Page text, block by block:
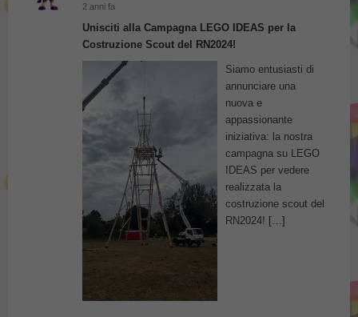
2 anni fa
Unisciti alla Campagna LEGO IDEAS per la
Costruzione Scout del RN2024!
Siamo entusiasti di
annunciare una
nuova e
appassionante
iniziativa: la nostra
campagna su LEGO
IDEAS per vedere
realizzata la
costruzione scout del
RN2024! […]